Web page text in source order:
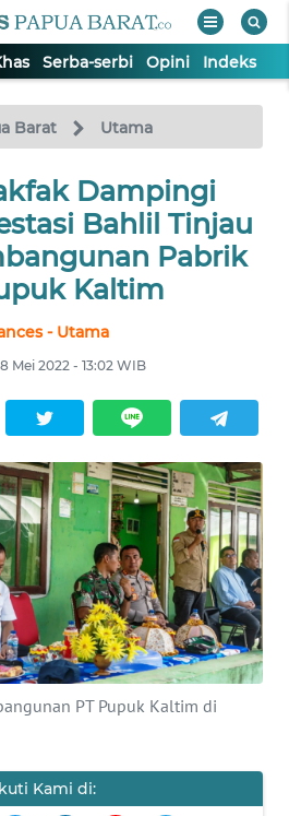
Serba-serbi Opini Indeks
Barat Utama
Dampingi
Bahlil Tinjau
Pabrik
Kaltim
- Utama
Mei 2022 - 13:02 WIB
PT Pupuk Kaltim di
Kami di: